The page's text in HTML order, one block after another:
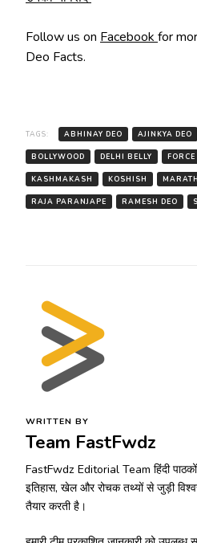
कर देंगे हैरान
Follow us on Facebook for
Deo Facts.
TAGS: ABHINAY DEO AJINKYA DEO
BOLLYWOOD DELHI BELLY
KASHMAKASH KOSHISH
RAJA PARANJAPE RAMESH DEO
WRITTEN BY
Team FastFwdz
FastFwdz Editorial Team हिंदी
इतिहास, खेल और रोचक तथ्यों से जुड़ी
तैयार करती है।